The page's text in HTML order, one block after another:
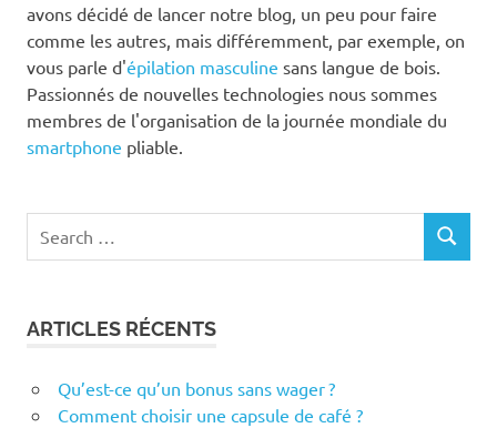
avons décidé de lancer notre blog, un peu pour faire
comme les autres, mais différemment, par exemple, on
vous parle d'épilation masculine sans langue de bois.
Passionnés de nouvelles technologies nous sommes
membres de l'organisation de la journée mondiale du
smartphone pliable.
for:
SEARCH
ARTICLES RÉCENTS
Qu’est-ce qu’un bonus sans wager ?
Comment choisir une capsule de café ?